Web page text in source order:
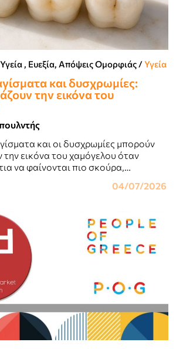
Υγεία , Ευεξία, Απόψεις Ομορφιάς​ /Υγεία
και δυσχρωμίες:
την εικόνα του
και οι δυσχρωμίες μπορούν
εικόνα του χαμόγελου όταν
να φαίνονται πιο σκούρα,
04/07/2026